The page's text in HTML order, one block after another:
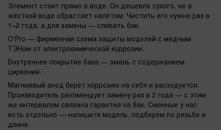
Элемент стоит прямо в воде. Он дешевле сухого, но в
жёсткой воде обрастает налётом. Чистить его нужно раз в
1–2 года, а для замены — сливать бак.
O'Pro — фирменная схема защиты моделей с медным
ТЭНом от электрохимической коррозии.
Внутреннее покрытие бака — эмаль с содержанием
циркония.
Магниевый анод берёт коррозию на себя и расходуется.
Производитель рекомендует замену раз в 2 года — с этим
же интервалом связана гарантия на бак. Сменные у нас
есть отдельно — напишите модель, подберём по резьбе и
длине.